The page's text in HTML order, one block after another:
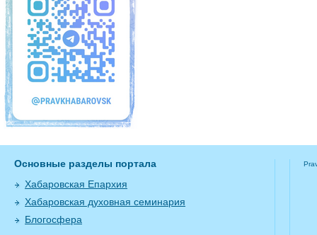
Основные разделы портала
Хабаровская Епархия
Хабаровская духовная семинария
Блогосфера